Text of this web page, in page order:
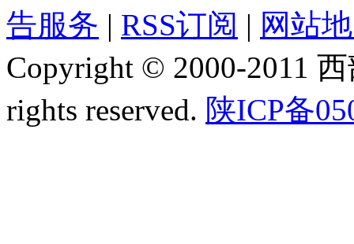
告服务 | RSS订阅 | 网站
Copyright © 2000-2011
rights reserved. 陕ICP备